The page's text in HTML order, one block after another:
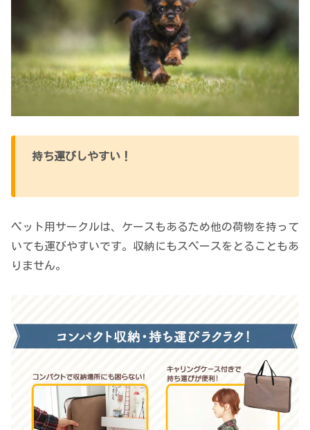
持ち運びしやすい！
ペット用サークルは、ケースもあるため他の荷物を持って
いても運びやすいです。収納にもスペースをとることもあ
りません。